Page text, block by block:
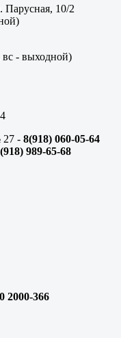
Парусная, 10/2
- выходной)
- 8(918) 060-05-64
989-65-68
2000-366